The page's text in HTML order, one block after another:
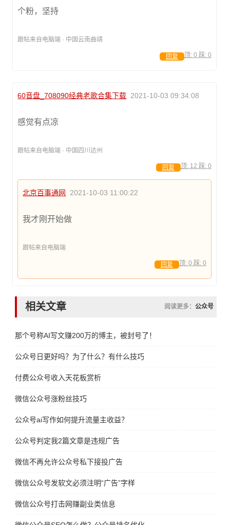
个粉，坚持
跟帖来自电脑端 · 中国云南曲靖
顶: 0 踩: 0
回复
60音盘_708090经典老歌合集下载 2021-10-03 09:34:08
感觉有点凉
跟帖来自电脑端 · 中国四川达州
顶: 12 踩: 0
回复
北京百事通网 2021-10-03 11:00:22
我才刚开始做
跟帖来自电脑端
顶: 0 踩: 0
回复
相关文章 阅读更多： 公众号
那个号称AI写文赚200万的博主，被封号了！
公众号日更好吗？为了什么？有什么技巧
付费公众号收入天花板赏析
微信公众号涨粉丝技巧
公众号ai写作如何提升流量主收益？
公众号判定我2篇文章是违规广告
微信不再允许公众号私下接投广告
微信公众号发软文必须注明“广告”字样
微信公众号打击网赚副业类信息